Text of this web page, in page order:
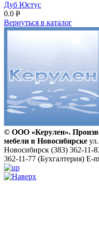
Дуб Юстус
0.0 P
Вернуться в каталог
© ООО «Керулен».
мебели в Новосибирске
Новосибирск (383) 362-11-
362-11-77 (Бухгалтерия) E-